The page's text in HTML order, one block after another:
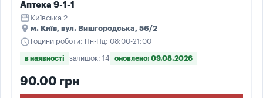
Аптека 9-1-1
storefront Київська 2
place м. Київ, вул. Вишгородська, 56/2
schedule Години роботи: Пн-Нд: 08:00-21:00
в наявності залишок: 14 оновлено: 09.08.2026
90.00 грн